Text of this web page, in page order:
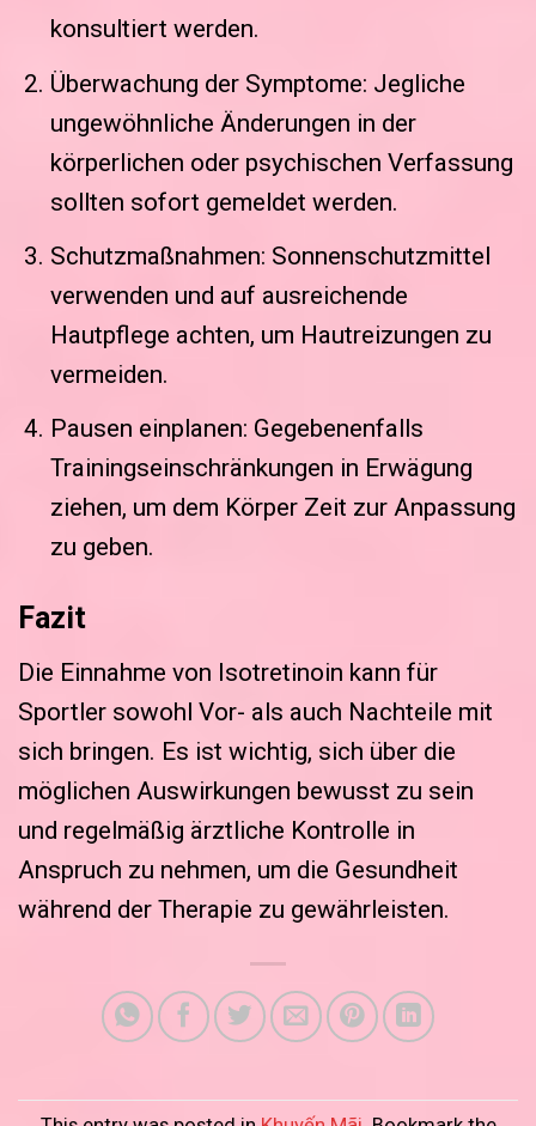
konsultiert werden.
Überwachung der Symptome: Jegliche
ungewöhnliche Änderungen in der
körperlichen oder psychischen Verfassung
sollten sofort gemeldet werden.
Schutzmaßnahmen: Sonnenschutzmittel
verwenden und auf ausreichende
Hautpflege achten, um Hautreizungen zu
vermeiden.
Pausen einplanen: Gegebenenfalls
Trainingseinschränkungen in Erwägung
ziehen, um dem Körper Zeit zur Anpassung
zu geben.
Fazit
Die Einnahme von Isotretinoin kann für
Sportler sowohl Vor- als auch Nachteile mit
sich bringen. Es ist wichtig, sich über die
möglichen Auswirkungen bewusst zu sein
und regelmäßig ärztliche Kontrolle in
Anspruch zu nehmen, um die Gesundheit
während der Therapie zu gewährleisten.